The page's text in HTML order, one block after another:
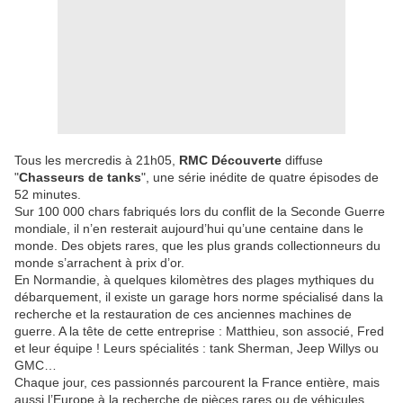
Tous les mercredis à 21h05, RMC Découverte diffuse
"Chasseurs de tanks", une série inédite de quatre épisodes de
52 minutes.
Sur 100 000 chars fabriqués lors du conflit de la Seconde Guerre
mondiale, il n’en resterait aujourd’hui qu’une centaine dans le
monde. Des objets rares, que les plus grands collectionneurs du
monde s’arrachent à prix d’or.
En Normandie, à quelques kilomètres des plages mythiques du
débarquement, il existe un garage hors norme spécialisé dans la
recherche et la restauration de ces anciennes machines de
guerre. A la tête de cette entreprise : Matthieu, son associé, Fred
et leur équipe ! Leurs spécialités : tank Sherman, Jeep Willys ou
GMC…
Chaque jour, ces passionnés parcourent la France entière, mais
aussi l’Europe à la recherche de pièces rares ou de véhicules